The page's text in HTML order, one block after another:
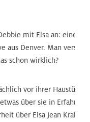
mit Elsa an: einer
aus Denver. Man
schon wirklich?
vor ihrer Haustür
über sie in
über Elsa Jean